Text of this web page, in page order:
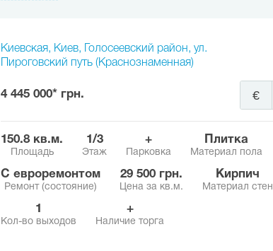
Киевская, Киев, Голосеевский район, ул.
Пироговский путь (Краснознаменная)
4 445 000* грн. €
150.8 кв.м.
Площадь
1/3
Этаж
+
Парковка
Плитка
Материал пола
с евроремонтом
Ремонт (состояние)
29 500 грн.
Цена за кв.м.
Кирпич
Материал стен
1
Кол-во выходов
+
Наличие торга